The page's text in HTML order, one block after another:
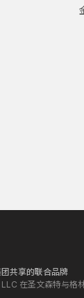
共享的联合品牌
在圣文森特与格